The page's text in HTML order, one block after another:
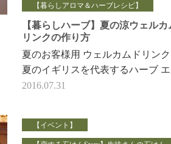
【暮らしアロマ＆ハーブレシピ】
【暮らしハーブ】夏の涼ウェルカ
リンクの作り方
夏のお客様用 ウェルカムドリン
夏のイギリスを代表するハーブ
ーフラワー（セイヨウニワトコ）
2016.07.31
【イベント】